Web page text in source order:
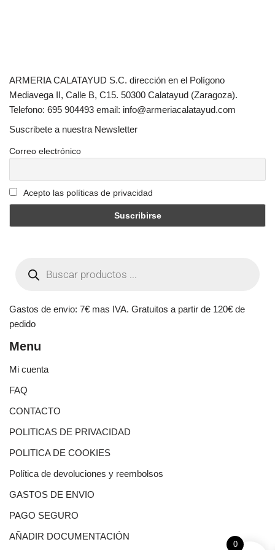
ARMERIA CALATAYUD S.C. dirección en el Polígono
Mediavega II, Calle B, C15. 50300 Calatayud (Zaragoza).
Telefono: 695 904493 email: info@armeriacalatayud.com
Suscribete a nuestra Newsletter
Correo electrónico
Acepto las políticas de privacidad
Gastos de envio: 7€ mas IVA. Gratuitos a partir de 120€ de
pedido
Menu
Mi cuenta
FAQ
CONTACTO
POLITICAS DE PRIVACIDAD
POLITICA DE COOKIES
Política de devoluciones y reembolsos
GASTOS DE ENVIO
PAGO SEGURO
AÑADIR DOCUMENTACIÓN
0